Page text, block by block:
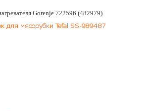
Gorenje 722596 (482979)